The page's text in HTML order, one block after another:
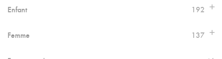
Enfant 192
Femme 137